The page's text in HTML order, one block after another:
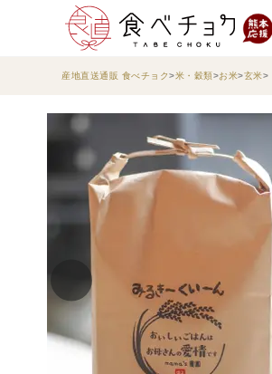
産地直送通販 食べチョク 米・穀類 お米 玄米